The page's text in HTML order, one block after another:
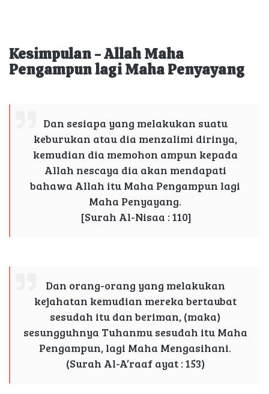
Kesimpulan - Allah Maha
Pengampun lagi Maha Penyayang
Dan sesiapa yang melakukan suatu
keburukan atau dia menzalimi dirinya,
kemudian dia memohon ampun kepada
Allah nescaya dia akan mendapati
bahawa Allah itu Maha Pengampun lagi
Maha Penyayang.
[Surah Al-Nisaa : 110]
Dan orang-orang yang melakukan
kejahatan kemudian mereka bertaubat
sesudah itu dan beriman, (maka)
sesungguhnya Tuhanmu sesudah itu Maha
Pengampun, lagi Maha Mengasihani.
(Surah Al-A’raaf ayat : 153)